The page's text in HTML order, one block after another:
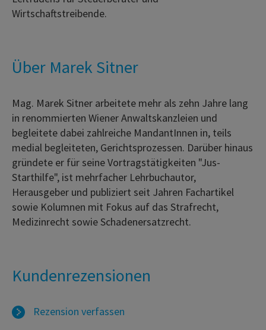
Wirtschaftstreibende.
Über Marek Sitner
Mag. Marek Sitner arbeitete mehr als zehn Jahre lang
in renommierten Wiener Anwaltskanzleien und
begleitete dabei zahlreiche MandantInnen in, teils
medial begleiteten, Gerichtsprozessen. Darüber hinaus
gründete er für seine Vortragstätigkeiten "Jus-
Starthilfe", ist mehrfacher Lehrbuchautor,
Herausgeber und publiziert seit Jahren Fachartikel
sowie Kolumnen mit Fokus auf das Strafrecht,
Medizinrecht sowie Schadenersatzrecht.
Kundenrezensionen
Rezension verfassen